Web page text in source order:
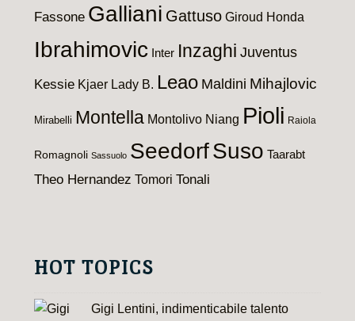
Fassone Galliani Gattuso Giroud Honda
Ibrahimovic Inter Inzaghi Juventus
Kessie Kjaer Lady B. Leao Maldini Mihajlovic
Mirabelli Montella Montolivo Niang Pioli Raiola
Romagnoli Sassuolo SeedorfSuso Taarabt
Theo Hernandez Tomori Tonali
HOT TOPICS
Gigi Lentini, indimenticabile talento